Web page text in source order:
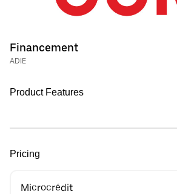
Financement
ADIE
Product Features
Pricing
Microcrédit